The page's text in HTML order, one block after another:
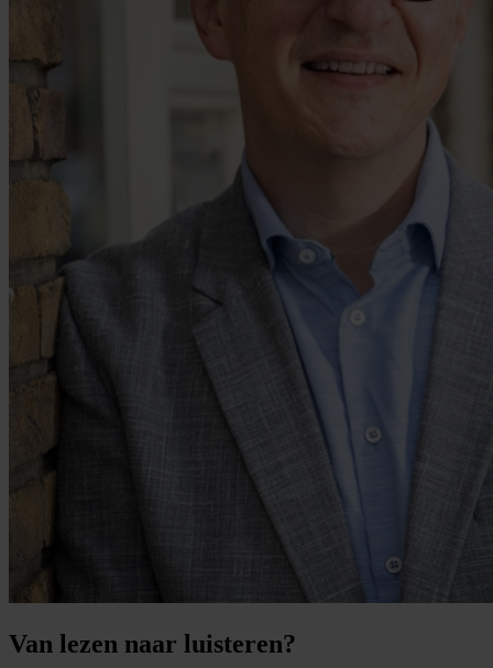
Van lezen naar luisteren?